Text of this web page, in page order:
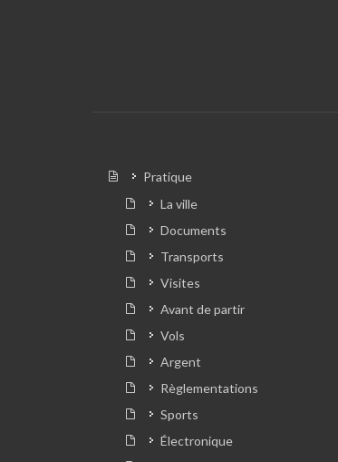
Pratique
La ville
Documents
Transports
Visites
Avant de partir
Vols
Argent
Règlementations
Sports
Électronique